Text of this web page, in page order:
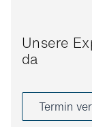
Unsere
da
Termin